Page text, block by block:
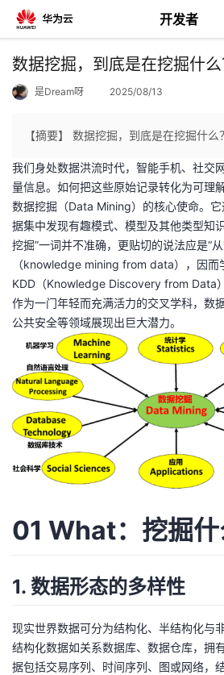
开发者
返
个
人
主
页
我
的
开
发
者
我
的
我
坛
圈
子
的
直
播
我
的
活
我
的
我
数据挖掘，到底是在挖掘什么
是Dream呀 2025/08/13
【摘要】 数据挖掘，到底是在挖掘什么？
我们身处数据洪流时代，智能手机、社交
量信息。如何把这些原始记录转化为可理
数据挖掘（Data Mining）的核心使命。
据集中发现有趣模式、模型及其他类型知
挖掘”一词并不准确，更贴切的说法应是“
（knowledge mining from data），因而
KDD（Knowledge Discovery from Data
作为一门年轻而充满活力的交叉学科，数
公共安全等领域展现出巨大潜力。
01 What：挖掘什
1. 数据形态的多样性
现实世界数据可分为结构化、半结构化与
结构化数据如关系数据库、数据仓库，拥
据包括交易序列、时间序列、图或网络，